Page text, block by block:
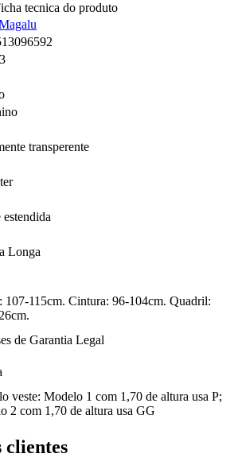
tecnica do produto
transperente
estendida
Longa
107-115cm. Cintura: 96-104cm. Quadril:
de Garantia Legal
veste: Modelo 1 com 1,70 de altura usa P;
2 com 1,70 de altura usa GG
clientes